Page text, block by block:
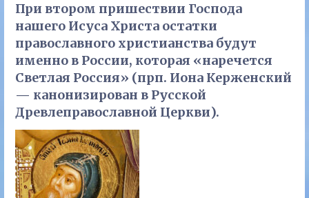
При втором пришествии Господа
нашего Исуса Христа остатки
православного христианства будут
именно в России, которая «наречется
Светлая Россия» (прп. Иона Керженский
— канонизирован в Русской
Древлеправославной Церкви).